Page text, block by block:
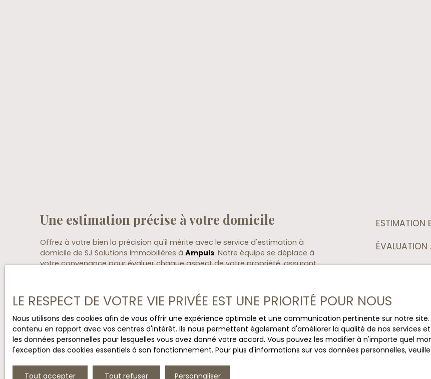
Une estimation précise à votre domicile
Offrez à votre bien la précision qu'il mérite avec le service d'estimation à
domicile de SJ Solutions Immobilières à Ampuis. Notre équipe se déplace à
votre convenance pour évaluer chaque aspect de votre propriété, assurant
réelle sur le marché.
Optez pour cette approche personnalisée pour une évaluation immobilière
qui transcende les chiffres, tenant compte de chaque caractéristique
unique de votre propriété. Faites confiance à SJ Solutions pour vous guider
vers une évaluation à domicile complète et fiable.
ESTIMATION
ÉVALUATION
SUIVI ET
SERVICE
LE RESPECT DE VOTRE VIE PRIVÉE EST UNE PRIORITÉ POUR NOUS
Nous utilisons des cookies afin de vous offrir une expérience optimale et une communication pertinente sur notre
contenu en rapport avec vos centres d'intérêt. Ils nous permettent également d'améliorer la qualité de nos services
les données personnelles pour lesquelles vous avez donné votre accord. Vous pouvez les modifier à n'importe quel
l'exception des cookies essentiels à son fonctionnement. Pour plus d'informations sur vos données personnelles,
Tout accepter Tout refuser Personnaliser